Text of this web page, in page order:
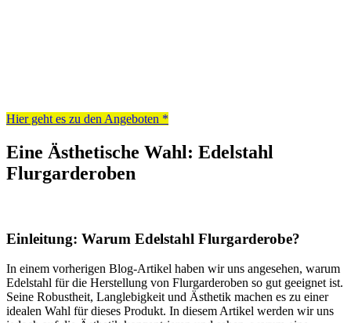
Hier geht es zu den Angeboten *
Eine Ästhetische Wahl: Edelstahl
Flurgarderoben
Einleitung: Warum Edelstahl Flurgarderobe?
In einem vorherigen Blog-Artikel haben wir uns angesehen, warum
Edelstahl für die Herstellung von Flurgarderoben so gut geeignet ist.
Seine Robustheit, Langlebigkeit und Ästhetik machen es zu einer
idealen Wahl für dieses Produkt. In diesem Artikel werden wir uns